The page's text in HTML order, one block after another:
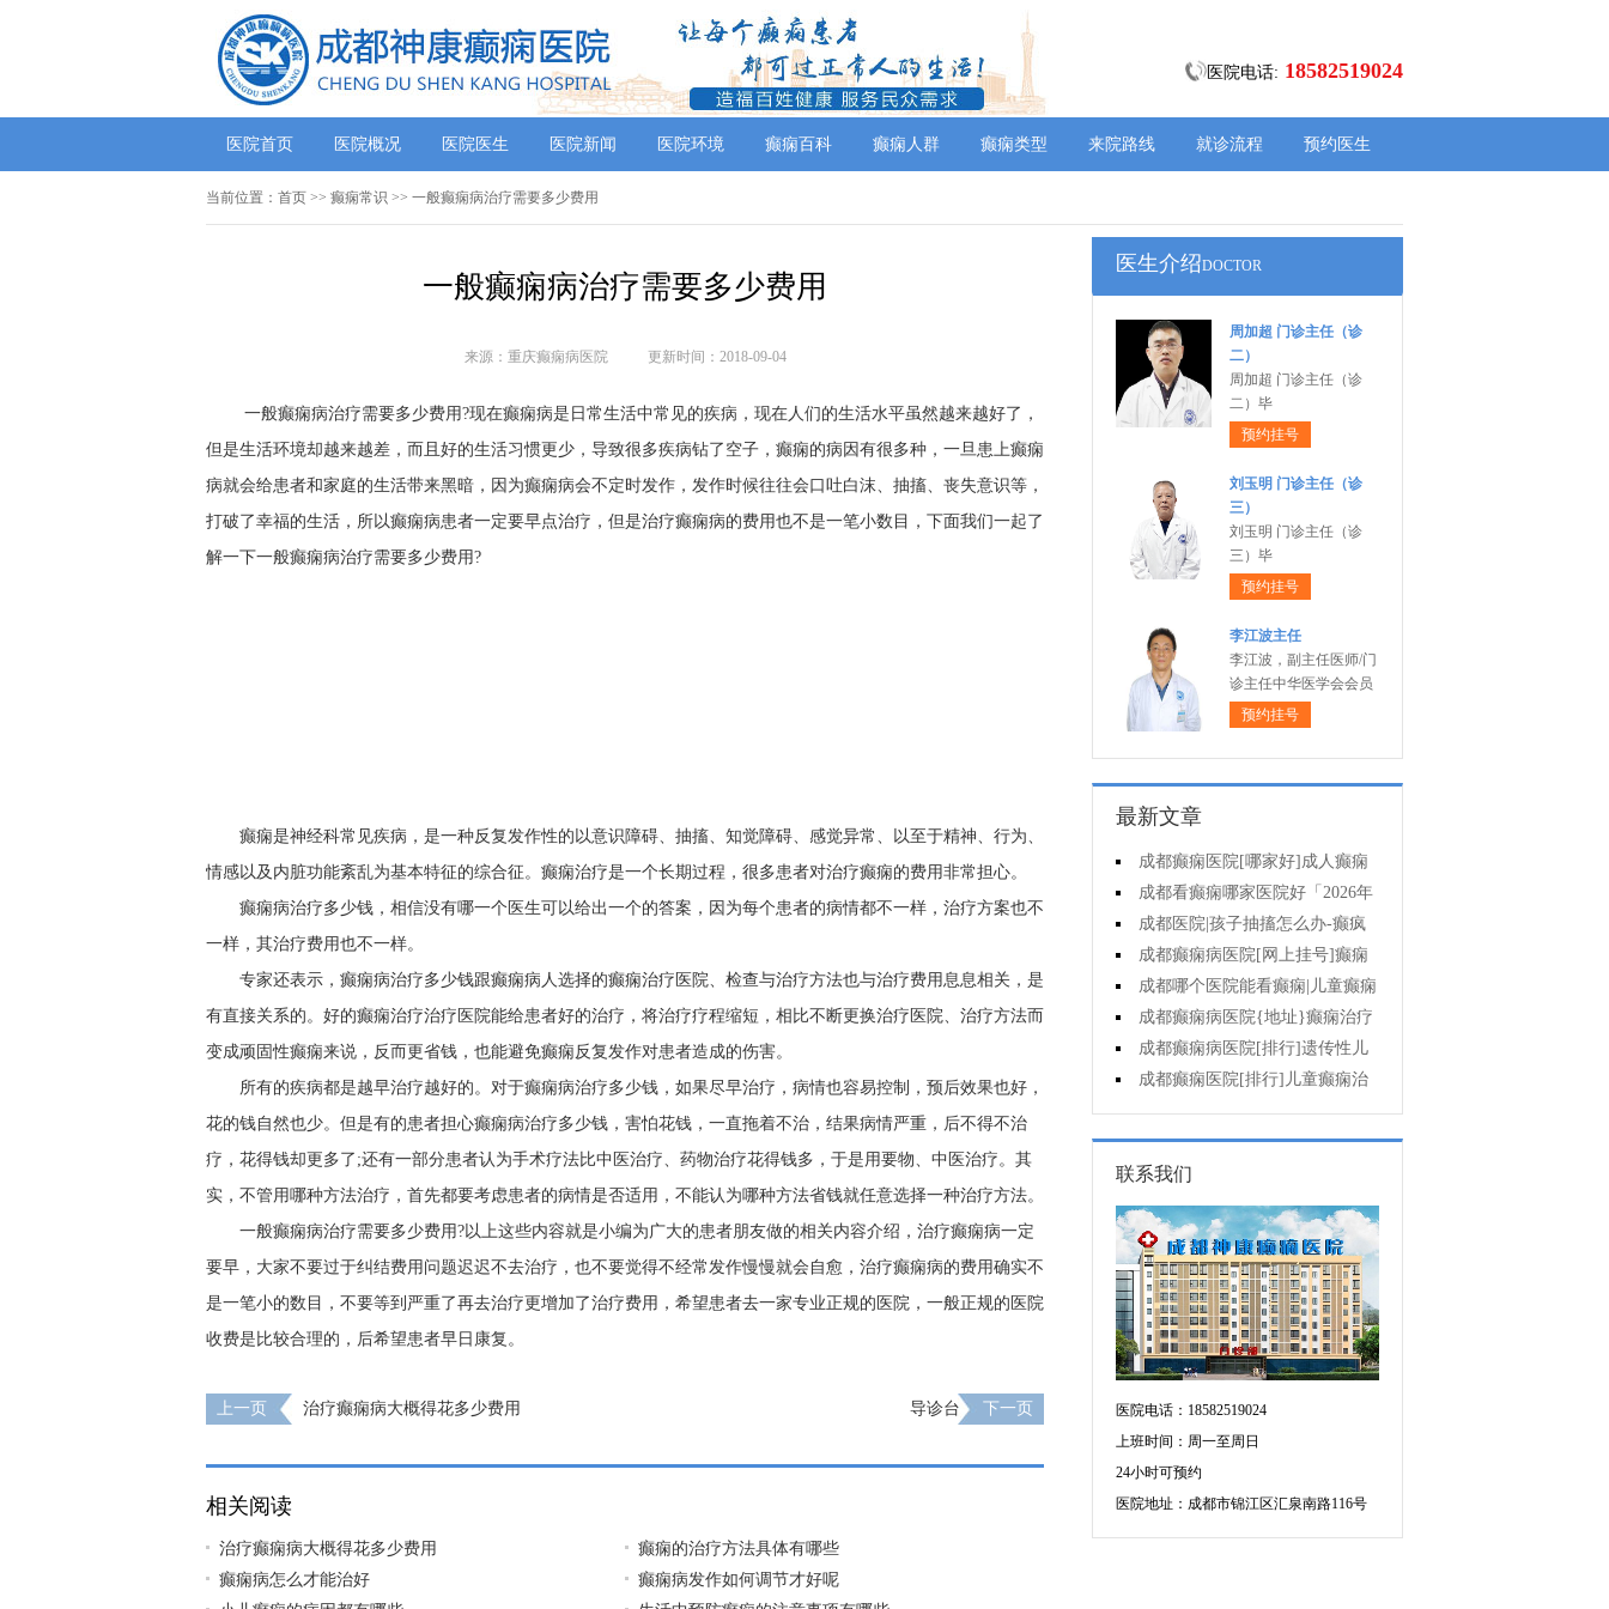
医院电话: 18582519024
医院首页 医院概况 医院医生 医院新闻 医院环境 癫痫百科 癫痫人群 癫痫类型 来院路线 就诊流程 预约医生
当前位置： 首页 >> 癫痫常识 >> 一般癫痫病治疗需要多少费用
一般癫痫病治疗需要多少费用
来源：重庆癫痫病医院 更新时间：2018-09-04
一般癫痫病治疗需要多少费用?现在癫痫病是日常生活中常见的疾病，现在人们的生活水平虽然越来越好了，
但是生活环境却越来越差，而且好的生活习惯更少，导致很多疾病钻了空子，癫痫的病因有很多种，一旦患上癫痫
病就会给患者和家庭的生活带来黑暗，因为癫痫病会不定时发作，发作时候往往会口吐白沫、抽搐、丧失意识等，
打破了幸福的生活，所以癫痫病患者一定要早点治疗，但是治疗癫痫病的费用也不是一笔小数目，下面我们一起了
解一下一般癫痫病治疗需要多少费用?
癫痫是神经科常见疾病，是一种反复发作性的以意识障碍、抽搐、知觉障碍、感觉异常、以至于精神、行为、
情感以及内脏功能紊乱为基本特征的综合征。癫痫治疗是一个长期过程，很多患者对治疗癫痫的费用非常担心。
癫痫病治疗多少钱，相信没有哪一个医生可以给出一个的答案，因为每个患者的病情都不一样，治疗方案也不
一样，其治疗费用也不一样。
专家还表示，癫痫病治疗多少钱跟癫痫病人选择的癫痫治疗医院、检查与治疗方法也与治疗费用息息相关，是
有直接关系的。好的癫痫治疗治疗医院能给患者好的治疗，将治疗疗程缩短，相比不断更换治疗医院、治疗方法而
变成顽固性癫痫来说，反而更省钱，也能避免癫痫反复发作对患者造成的伤害。
所有的疾病都是越早治疗越好的。对于癫痫病治疗多少钱，如果尽早治疗，病情也容易控制，预后效果也好，
花的钱自然也少。但是有的患者担心癫痫病治疗多少钱，害怕花钱，一直拖着不治，结果病情严重，后不得不治
疗，花得钱却更多了;还有一部分患者认为手术疗法比中医治疗、药物治疗花得钱多，于是用要物、中医治疗。其
实，不管用哪种方法治疗，首先都要考虑患者的病情是否适用，不能认为哪种方法省钱就任意选择一种治疗方法。
一般癫痫病治疗需要多少费用?以上这些内容就是小编为广大的患者朋友做的相关内容介绍，治疗癫痫病一定
要早，大家不要过于纠结费用问题迟迟不去治疗，也不要觉得不经常发作慢慢就会自愈，治疗癫痫病的费用确实不
是一笔小的数目，不要等到严重了再去治疗更增加了治疗费用，希望患者去一家专业正规的医院，一般正规的医院
收费是比较合理的，后希望患者早日康复。
上一页 治疗癫痫病大概得花多少费用 导诊台 下一页
相关阅读
治疗癫痫病大概得花多少费用
癫痫的治疗方法具体有哪些
癫痫病怎么才能治好
癫痫病发作如何调节才好呢
医生介绍DOCTOR
周加超 门诊主任（诊
二）
周加超 门诊主任（诊
二）毕
预约挂号
刘玉明 门诊主任（诊
三）
刘玉明 门诊主任（诊
三）毕
预约挂号
李江波主任
李江波，副主任医师/门
诊主任中华医学会会员
预约挂号
最新文章
成都癫痫医院[哪家好]成人癫痫
的护理方法是什么?
成都看癫痫哪家医院好「2026年
度公布」有癫痫能不能抽烟?
成都医院|孩子抽搐怎么办-癫疯
病病人要知道的误区
成都癫痫病医院[网上挂号]癫痫
发作会有什么症状?
成都哪个医院能看癫痫|儿童癫痫
未经正规治疗有什么伤害?
成都癫痫病医院{地址}癫痫治疗
需注意哪些问题?
成都癫痫病医院[排行]遗传性儿
童癫痫病早期症状什么样?
成都癫痫医院[排行]儿童癫痫治
疗方法哪个好?
联系我们
医院电话：18582519024
上班时间：周一至周日
24小时可预约
医院地址：成都市锦江区汇泉南路116号